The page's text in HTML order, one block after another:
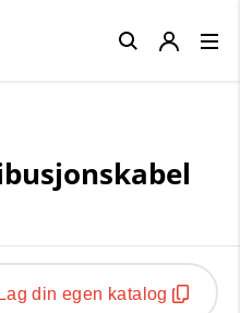
Lag din egen katalog
Close